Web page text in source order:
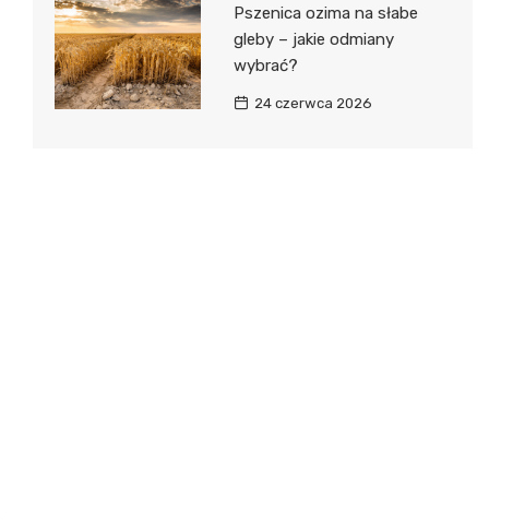
Pszenica ozima na słabe
gleby – jakie odmiany
wybrać?
24 czerwca 2026